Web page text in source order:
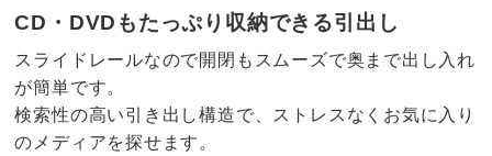
CD・DVDもたっぷり収納できる引出し
スライドレールなので開閉もスムーズで奥まで出し入れ
が簡単です。
検索性の高い引き出し構造で、ストレスなくお気に入り
のメディアを探せます。